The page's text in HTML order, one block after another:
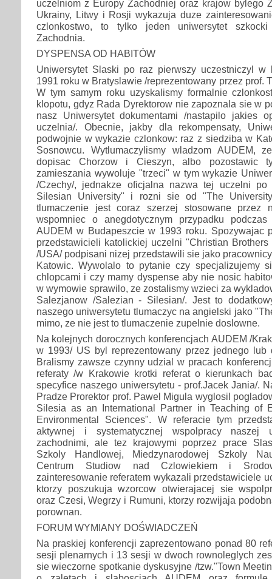
uczelniom z Europy Zachodniej oraz krajow bylego
Ukrainy, Litwy i Rosji wykazuja duze
czlonkostwo, to tylko jeden uniwersytet szkocki
Zachodnia.
DYSPENSA OD HABITÓW
Uniwersytet Slaski po raz pierwszy uczestniczyl w
1991 roku w Bratyslawie /reprezentowany przez prof.
W tym samym roku uzyskalismy formalnie
klopotu, gdyz Rada Dyrektorow nie zapoznala sie w
nasz Uniwersytet dokumentami /nastapilo jakies
uczelnia/. Obecnie, jakby dla rekompensaty,
podwojnie w wykazie czlonkow: raz z siedziba w
Sosnowcu. Wytlumaczylismy wladzom AUDEM,
dopisac Chorzow i Cieszyn, albo pozostawic
zamieszania wywoluje "trzeci" w tym wykazie
/Czechy/, jednakze oficjalna nazwa tej uczelni
Silesian University" i rozni sie od "The
tlumaczenie jest coraz szerzej stosowane przez
wspomniec o anegdotycznym przypadku
AUDEM w Budapeszcie w 1993 roku. Spozywajac
przedstawicieli katolickiej uczelni "Christian
/USA/ podpisani nizej przedstawili sie jako
Katowic. Wywolalo to pytanie czy specjalizujemy
chlopcami i czy mamy dyspense aby nie nosic
w wymowie sprawilo, ze zostalismy wzieci za
Salezjanow /Salezian - Silesian/. Jest to
naszego uniwersytetu tlumaczyc na angielski jako
mimo, ze nie jest to tlumaczenie zupelnie doslowne.
Na kolejnych dorocznych konferencjach AUDEM /
w 1993/ US byl reprezentowany przez jednego lub
Bralismy zawsze czynny udzial w pracach
referaty /w Krakowie krotki referat o kierunkach
specyfice naszego uniwersytetu - prof.Jacek Jania/.
Pradze Prorektor prof. Pawel Migula wyglosil
Silesia as an International Partner in Teaching of
Environmental Sciences". W referacie tym
aktywnej i systematycznej wspolpracy naszej
zachodnimi, ale tez krajowymi poprzez prace
Szkoly Handlowej, Miedzynarodowej Szkoly
Centrum Studiow nad Czlowiekiem i
zainteresowanie referatem wykazali przedstawiciele
ktorzy poszukuja wzorcow otwierajacej sie
oraz Czesi, Wegrzy i Rumuni, ktorzy rozwijaja
porownan.
FORUM WYMIANY DOŚWIADCZEŃ
Na praskiej konferencji zaprezentowano ponad 80
sesji plenarnych i 13 sesji w dwoch rownoleglych
sie wieczorne spotkanie dyskusyjne /tzw."Town